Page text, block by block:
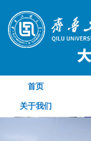
首页
关于我们